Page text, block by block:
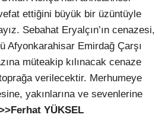
ettiğini büyük bir üzüntüyle
Sebahat Eryalçın’ın cenazesi,
Afyonkarahisar Emirdağ Çarşı
müteakip kılınacak cenaze
toprağa verilecektir. Merhumeye
yakınlarına ve sevenlerine
YÜKSEL